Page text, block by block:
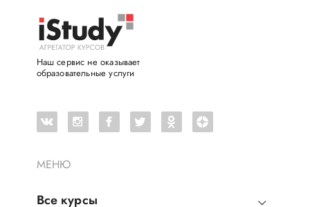
МЕНЮ
Все курсы
Наш сервис не оказывает
образовательные услуги